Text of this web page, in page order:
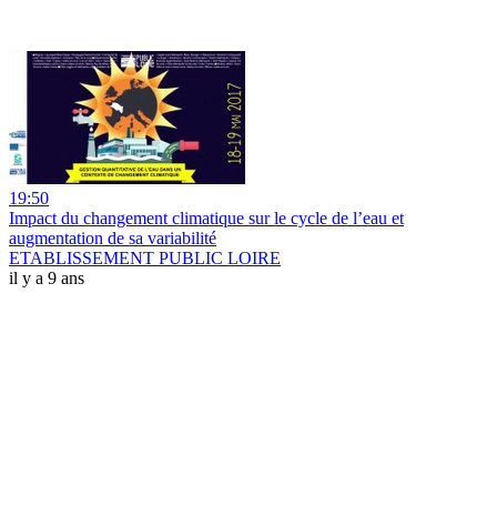
19:50
Impact du changement climatique sur le cycle de l’eau et
augmentation de sa variabilité
ETABLISSEMENT PUBLIC LOIRE
il y a 9 ans